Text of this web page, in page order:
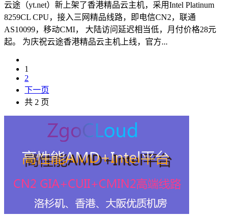
云途（yt.net）新上架了香港精品云主机，采用Intel Platinum
8259CL CPU，接入三网精品线路，即电信CN2，联通
AS10099，移动CMI， 大陆访问延迟相当低，月付价格28元
起。 为庆祝云途香港精品云主机上线，官方...
1
2
下一页
共 2 页